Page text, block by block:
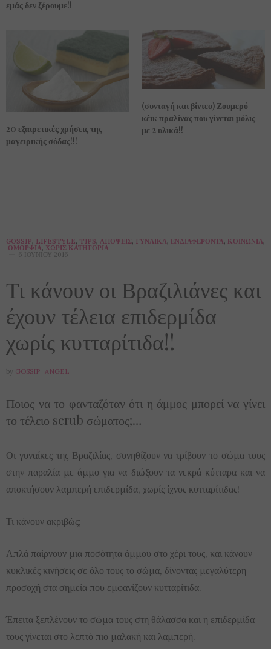
εμάς δεν ξέρουμε!!
20 εξαιρετικές χρήσεις της
μαγειρικής σόδας!!!
(συνταγή και βίντεο) Ζουμερό
κέικ πραλίνας που γίνεται μόλις
με 2 υλικά!!
GOSSIP, LIFESTYLE, TIPS, ΑΠΌΨΕΙΣ, ΓΥΝΑΊΚΑ, ΕΝΔΙΑΦΈΡΟΝΤΑ, ΚΟΙΝΩΝΊΑ,
ΟΜΟΡΦΙΆ, ΧΩΡΊΣ ΚΑΤΗΓΟΡΊΑ
6 ΙΟΥΝΊΟΥ 2016
Τι κάνουν οι Βραζιλιάνες και
έχουν τέλεια επιδερμίδα
χωρίς κυτταρίτιδα!!
by GOSSIP_ANGEL
Ποιος να το φανταζόταν ότι η άμμος μπορεί να γίνει
το τέλειο scrub σώματος;…
Οι γυναίκες της Βραζιλίας, συνηθίζουν να τρίβουν το σώμα τους
στην παραλία με άμμο για να διώξουν τα νεκρά κύτταρα και να
αποκτήσουν λαμπερή επιδερμίδα, χωρίς ίχνος κυτταρίτιδας!
Τι κάνουν ακριβώς;
Απλά παίρνουν μια ποσότητα άμμου στο χέρι τους, και κάνουν
κυκλικές κινήσεις σε όλο τους το σώμα, δίνοντας μεγαλύτερη
προσοχή στα σημεία που εμφανίζουν κυτταρίτιδα.
Έπειτα ξεπλένουν το σώμα τους στη θάλασσα και η επιδερμίδα
τους γίνεται στο λεπτό πιο μαλακή και λαμπερή.